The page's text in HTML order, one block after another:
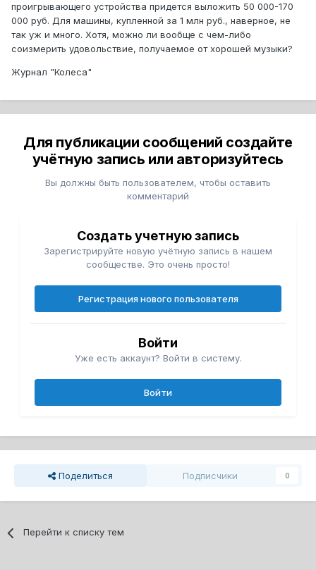
проигрывающего устройства придется выложить 50 000-170
000 руб. Для машины, купленной за 1 млн руб., наверное, не
так уж и много. Хотя, можно ли вообще с чем-либо
соизмерить удовольствие, получаемое от хорошей музыки?
Журнал "Колеса"
Для публикации сообщений создайте
учётную запись или авторизуйтесь
Вы должны быть пользователем, чтобы оставить
комментарий
Создать учетную запись
Зарегистрируйте новую учётную запись в нашем
сообществе. Это очень просто!
Регистрация нового пользователя
Войти
Уже есть аккаунт? Войти в систему.
Войти
Поделиться Подписчики 0
Перейти к списку тем